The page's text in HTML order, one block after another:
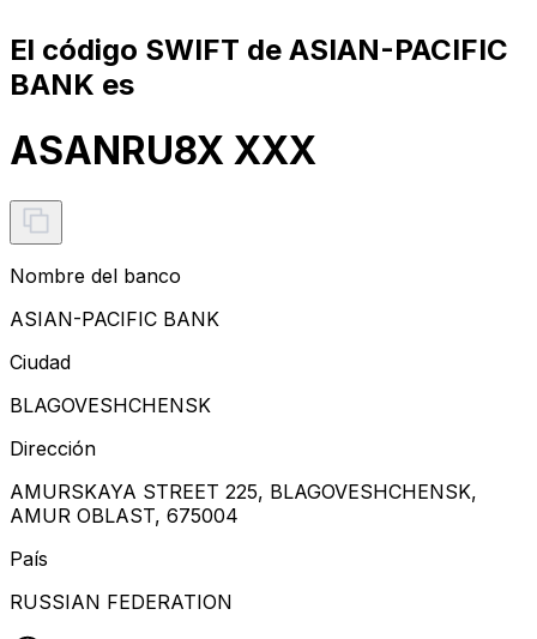
El código SWIFT de ASIAN-PACIFIC
BANK es
ASANRU8X XXX
Nombre del banco
ASIAN-PACIFIC BANK
Ciudad
BLAGOVESHCHENSK
Dirección
AMURSKAYA STREET 225, BLAGOVESHCHENSK,
AMUR OBLAST, 675004
País
RUSSIAN FEDERATION